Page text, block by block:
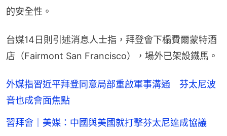
的安全性。
台媒14日則引述消息人士指，拜登會下榻費爾蒙特酒
店（Fairmont San Francisco），場外已架設鐵馬。
外媒指習近平拜登同意局部重啟軍事溝通 芬太尼波
音也成會面焦點
習拜會｜美媒：中國與美國就打擊芬太尼達成協議